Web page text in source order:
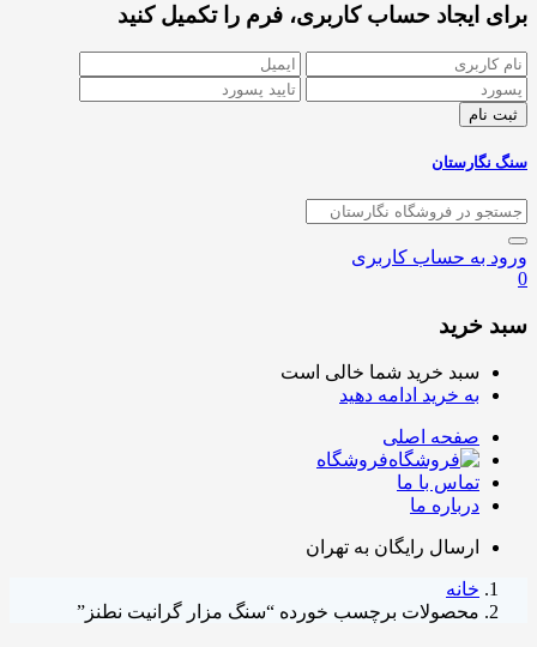
برای ایجاد حساب کاربری، فرم را تکمیل کنید
سنگ نگارستان
ورود به حساب کاربری
0
سبد خرید
سبد خرید شما خالی است
به خرید ادامه دهید
صفحه اصلی
فروشگاه
تماس با ما
درباره ما
ارسال رایگان به تهران
خانه
محصولات برچسب خورده “سنگ مزار گرانیت نطنز”